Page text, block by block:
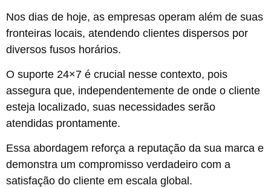
Nos dias de hoje, as empresas operam além de suas
fronteiras locais, atendendo clientes dispersos por
diversos fusos horários.
O suporte 24×7 é crucial nesse contexto, pois
assegura que, independentemente de onde o cliente
esteja localizado, suas necessidades serão
atendidas prontamente.
Essa abordagem reforça a reputação da sua marca e
demonstra um compromisso verdadeiro com a
satisfação do cliente em escala global.